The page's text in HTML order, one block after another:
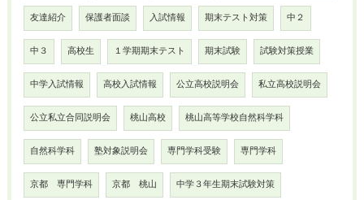
友達紹介 保護者面談 入試情報 期末テスト対策 中２
中３ 高校生 １学期期末テスト 期末試験 試験対策授業
中学入試情報 高校入試情報 公立高校説明会 私立高校説明会
公立私立合同説明会 桃山高校 桃山高等学校自然科学科
自然科学科 塾対象説明会 専門学科受験 専門学科
京都 専門学科 京都 桃山 中学３年生期末試験対策